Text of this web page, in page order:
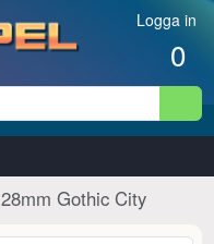
Logga in
0
28mm Gothic City